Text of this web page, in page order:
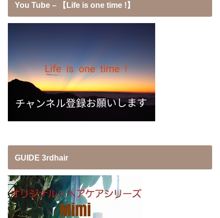
You Tube – 【Life is one time !】
GUIDE 3rdhair